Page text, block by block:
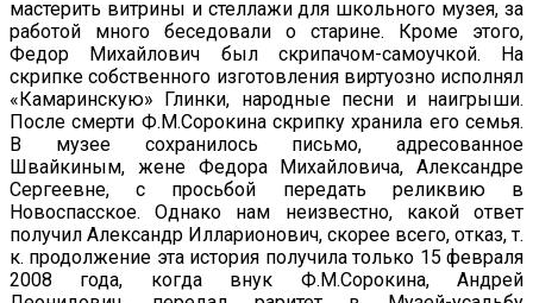
мастерить витрины и стеллажи для школьного музея, за
работой много беседовали о старине. Кроме этого,
Федор Михайлович был скрипачом-самоучкой. На
скрипке собственного изготовления виртуозно исполнял
«Камаринскую» Глинки, народные песни и наигрыши.
После смерти Ф.М.Сорокина скрипку хранила его семья.
В музее сохранилось письмо, адресованное
Швайкиным, жене Федора Михайловича, Александре
Сергеевне, с просьбой передать реликвию в
Новоспасское. Однако нам неизвестно, какой ответ
получил Александр Илларионович, скорее всего, отказ, т.
к. продолжение эта история получила только 15 февраля
2008 года, когда внук Ф.М.Сорокина, Андрей